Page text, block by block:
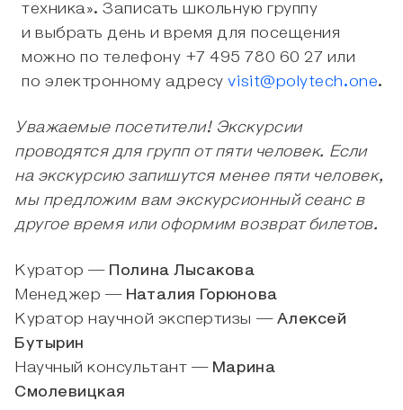
техника». Записать школьную группу
и выбрать день и время для посещения
можно по телефону +7 495 780 60 27 или
по электронному адресуvisit@polytech.one.
Уважаемые посетители! Экскурсии
проводятся для групп от пяти человек. Если
на экскурсию запишутся менее пяти человек,
мы предложим вам экскурсионный сеанс в
другое время или оформим возврат билетов.
Куратор — Полина Лысакова
Менеджер — Наталия Горюнова
Куратор научной экспертизы — Алексей
Бутырин
Научный консультант — Марина
Смолевицкая